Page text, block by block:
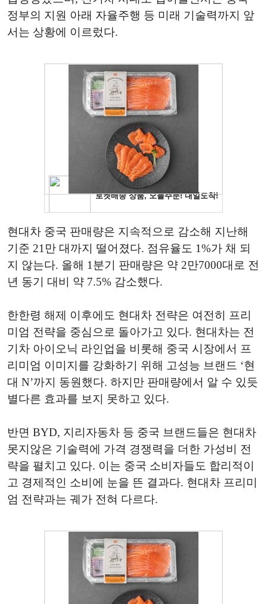
정부의 지원 아래 자율주행 등 미래 기술력까지 앞
서는 상황에 이르렀다.
현대차 중국 판매량은 지속적으로 감소해 지난해
기준 21만 대까지 떨어졌다. 점유율도 1%가 채 되
지 않는다. 올해 1분기 판매량은 약 2만7000대로 전
년 동기 대비 약 7.5% 감소했다.
한한령 해제 이후에도 현대차 전략은 여전히 프리
미엄 전략을 중심으로 돌아가고 있다. 현대차는 전
기차 아이오닉 라인업을 비롯해 중국 시장에서 프
리미엄 이미지를 강화하기 위해 고성능 브랜드 ‘현
대 N’까지 동원했다. 하지만 판매량에서 알 수 있듯
별다른 효과를 보지 못하고 있다.
반면 BYD, 지리자동차 등 중국 브랜드들은 현대차
못지않은 기술력에 가격 경쟁력을 더한 가성비 전
략을 펼치고 있다. 이는 중국 소비자들도 합리적이
고 경제적인 소비에 눈을 뜬 결과다. 현대차 프리미
엄 전략과는 궤가 전혀 다르다.